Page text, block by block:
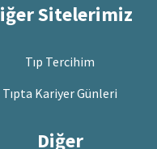
Sitelerimiz
Tıp Tercihim
Tıpta Kariyer Günleri
Diğer